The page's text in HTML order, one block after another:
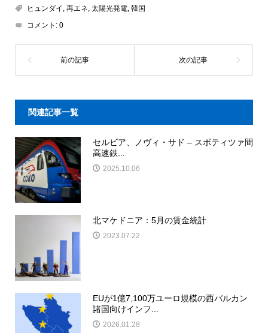
ヒュンダイ 再エネ 太陽光発電, 韓国
コメント: 0
関連記事一覧
セルビア、ノヴィ・サド – スボティツァ間
高速鉄...
2025.10.06
北マケドニア：5月の賃金統計
2023.07.22
EUが1億7,100万ユーロ規模の西バルカン
諸国向けインフ...
2026.01.28